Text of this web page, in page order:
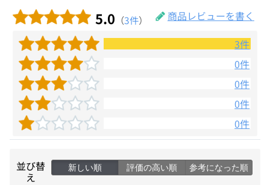
5.0 （3件）
商品レビューを書く
3件
0件
0件
0件
0件
並び替
え
新しい順 評価の高い順 参考になった順